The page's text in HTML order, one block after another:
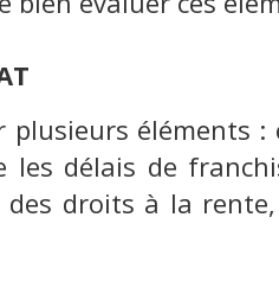
éléments
délais de
droits à la